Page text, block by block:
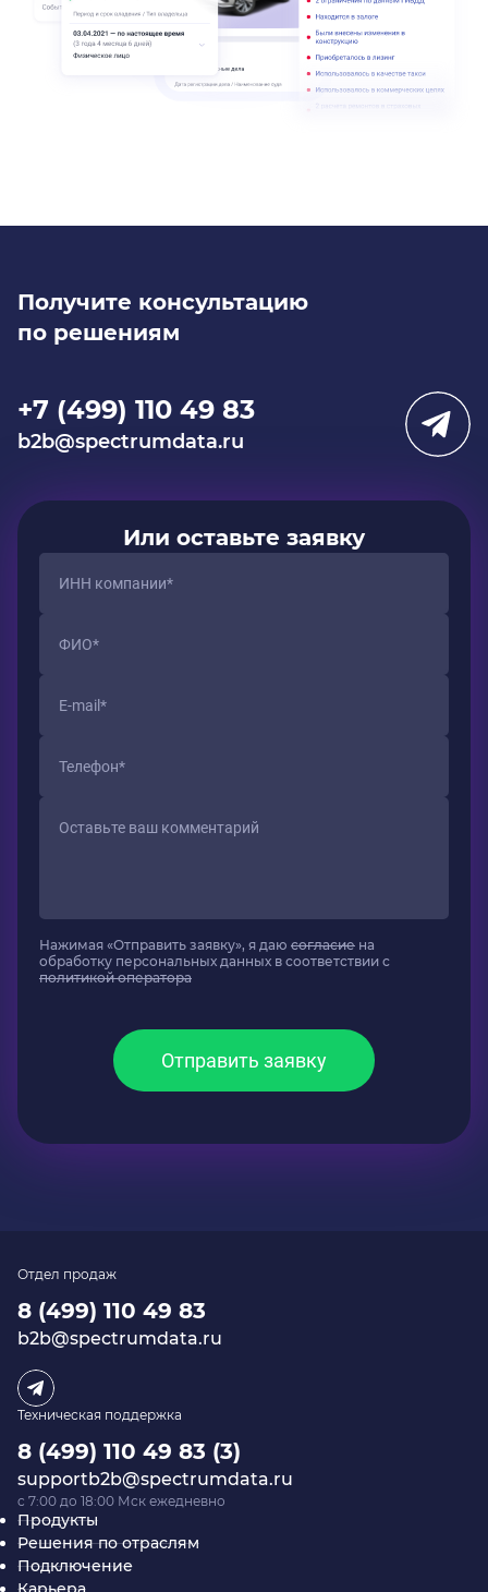
Получите консультацию
по решениям
+7 (499) 110 49 83
b2b@spectrumdata.ru
Или оставьте заявку
Нажимая «Отправить заявку», я даю согласие на
обработку персональных данных в соответствии с
политикой оператора
Отправить заявку
Продукты
Решения по отраслям
Подключение
Отдел продаж
8 (499) 110 49 83
b2b@spectrumdata.ru
Техническая поддержка
8 (499) 110 49 83 (3)
supportb2b@spectrumdata.ru
c 7:00 до 18:00 Мск ежедневно